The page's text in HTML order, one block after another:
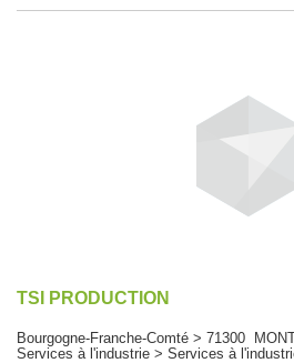
TSI PRODUCTION
Bourgogne-Franche-Comté > 71300
Services à l'industrie > Services à